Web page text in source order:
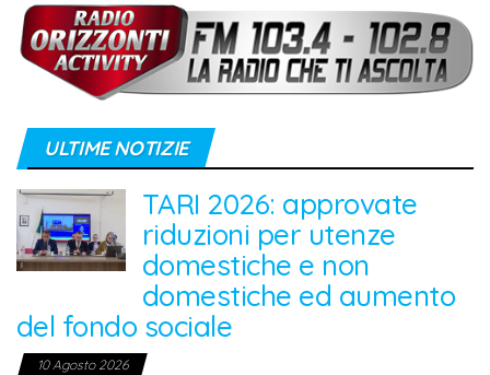
ULTIME NOTIZIE
TARI 2026: approvate
riduzioni per utenze
domestiche e non
domestiche ed aumento
del fondo sociale
10 Agosto 2026